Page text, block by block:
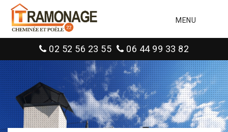
MENU
02 52 56 23 55 06 44 99 33 82